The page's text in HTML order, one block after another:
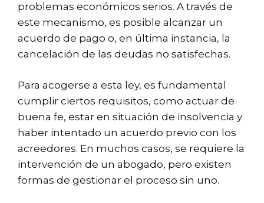
problemas económicos serios. A través de
este mecanismo, es posible alcanzar un
acuerdo de pago o, en última instancia, la
cancelación de las deudas no satisfechas.
Para acogerse a esta ley, es fundamental
cumplir ciertos requisitos, como actuar de
buena fe, estar en situación de insolvencia y
haber intentado un acuerdo previo con los
acreedores. En muchos casos, se requiere la
intervención de un abogado, pero existen
formas de gestionar el proceso sin uno.